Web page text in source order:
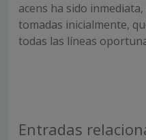
acens ha sido
tomadas inicialmente,
todas las líneas
Entradas